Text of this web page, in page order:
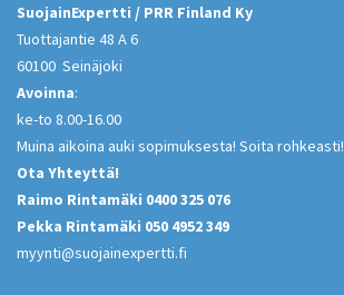
SuojainExpertti / PRR Finland Ky
Tuottajantie 48 A 6
60100 Seinäjoki
Avoinna:
ke-to 8.00-16.00
Muina aikoina auki sopimuksesta! Soita rohkeasti!
Ota Yhteyttä!
Raimo Rintamäki 0400 325 076
Pekka Rintamäki 050 4952 349
myynti@suojainexpertti.fi